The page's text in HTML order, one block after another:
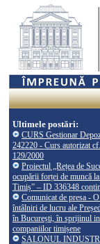
Ultimele postări:
CURS Gestionar
242220 - Curs autorizat
129/2000
Proiectul „Rețea de
ocupării forței de muncă
Timiș” – ID 336348
Comunicat de presa -
întâlniri de lucru ale
în București, în sprijinul
companiilor timișene
SALONUL